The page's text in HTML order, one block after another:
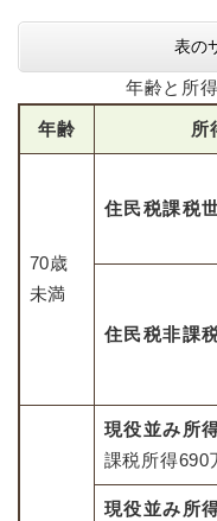
表の
年齢と所
年齢 所
70歳
未満
住民税課税
住民税非課
現役並み所
課税所得690
現役並み所